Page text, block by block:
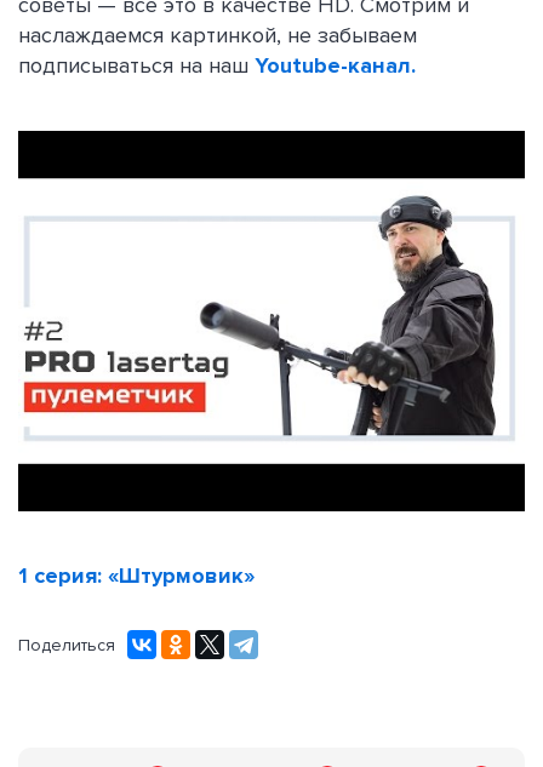
советы — все это в качестве HD. Смотрим и
наслаждаемся картинкой, не забываем
подписываться на наш Youtube-канал.
1 серия: «Штурмовик»
Поделиться